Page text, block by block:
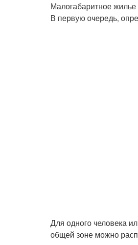
Малогабаритное жилье
В первую очередь,
Для одного человека
общей зоне можно